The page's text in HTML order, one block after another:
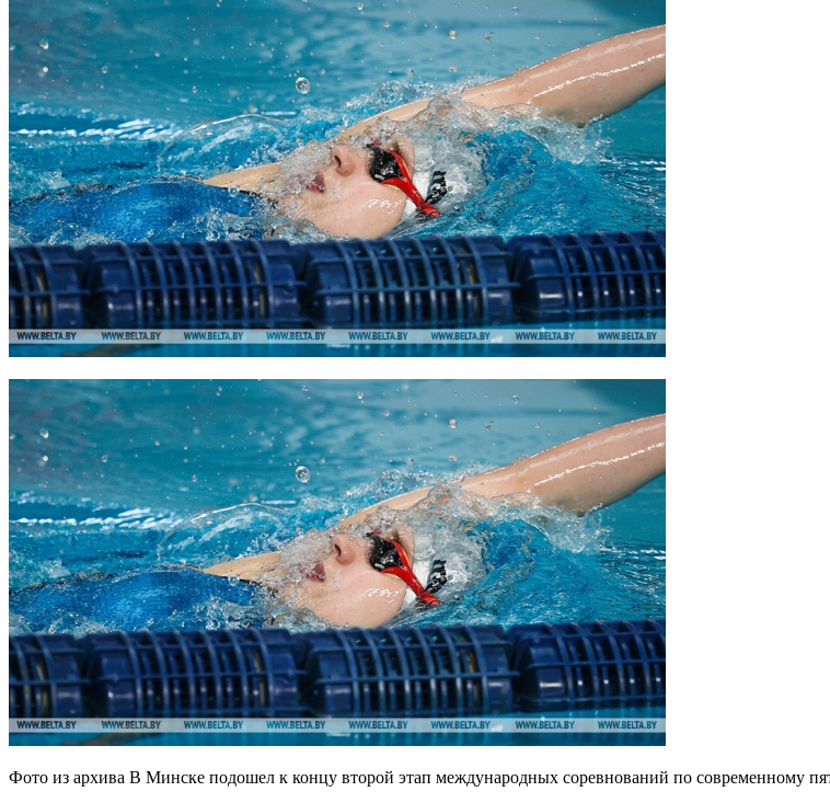
Фото из архива В Минске подошел к концу второй этап международных соревнований по современному